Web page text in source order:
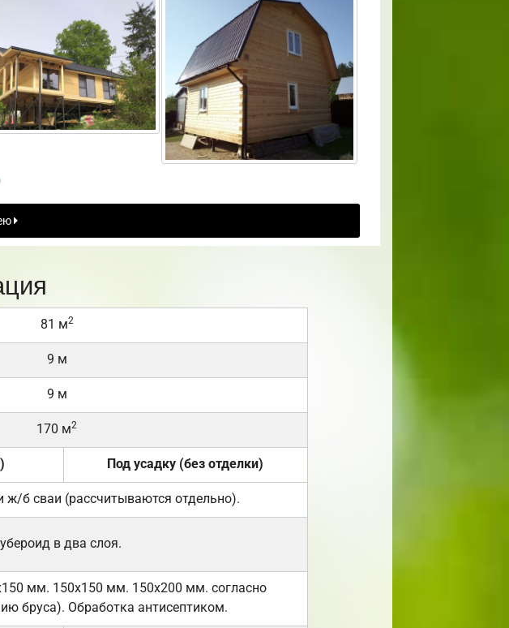
81 м2
9 м
9 м
170 м2
Под усадку (без отделки)
ж/б сваи (рассчитываются отдельно).
в два слоя.
мм. 150х150 мм. 150х200 мм. согласно
бруса). Обработка антисептиком.